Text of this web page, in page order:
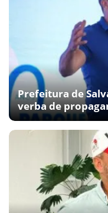
Prefeitura de
verba de